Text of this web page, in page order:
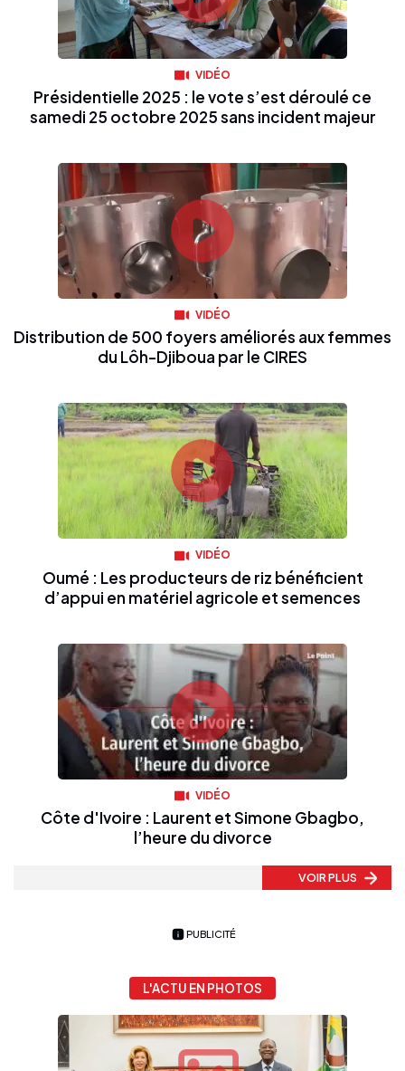
VIDÉO
Présidentielle 2025 : le vote s’est déroulé ce
samedi 25 octobre 2025 sans incident majeur
VIDÉO
Distribution de 500 foyers améliorés aux femmes
du Lôh-Djiboua par le CIRES
VIDÉO
Oumé : Les producteurs de riz bénéficient
d’appui en matériel agricole et semences
VIDÉO
Côte d'Ivoire : Laurent et Simone Gbagbo,
l’heure du divorce
VOIR PLUS
PUBLICITÉ
L'ACTU EN PHOTOS